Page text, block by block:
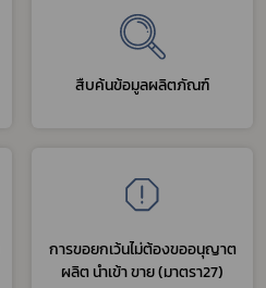
สืบค้นข้อมูลผลิตภัณฑ์
การขอยกเว้นไม่ต้องขออนุญาต
ผลิต นำเข้า ขาย (มาตรา27)